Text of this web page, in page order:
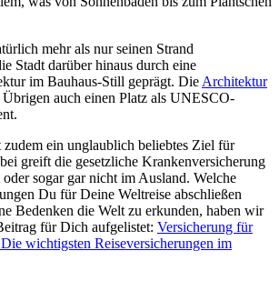
mehr als nur seinen Strand
Stadt darüber hinaus durch eine
im Bauhaus-Still geprägt. Die Architektur
auch einen Platz als UNESCO-
zudem ein unglaublich beliebtes Ziel für
greift die gesetzliche Krankenversicherung
sogar gar nicht im Ausland. Welche
Du für Deine Weltreise abschließen
Bedenken die Welt zu erkunden, haben wir
für Dich aufgelistet: Versicherung für
wichtigsten Reiseversicherungen im